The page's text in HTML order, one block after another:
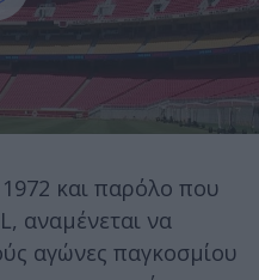
και παρόλο που
αναμένεται να
αγώνες παγκοσμίου